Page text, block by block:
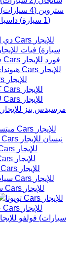
ستروين (
4 سيارات)
(
1 سيارة) داسيا
سيارة) فيات
فورد
مرسيدس بنز
نيسان
سيارات) فولفو